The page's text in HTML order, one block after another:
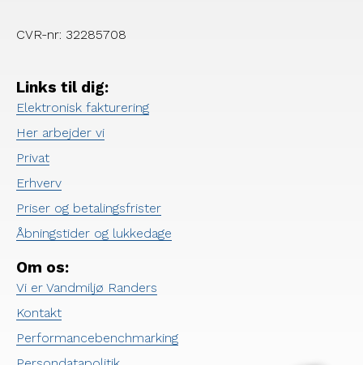
CVR-nr: 32285708
Links til dig:
Elektronisk fakturering
Her arbejder vi
Privat
Erhverv
Priser og betalingsfrister
Åbningstider og lukkedage
Om os:
Vi er Vandmiljø Randers
Kontakt
Performancebenchmarking